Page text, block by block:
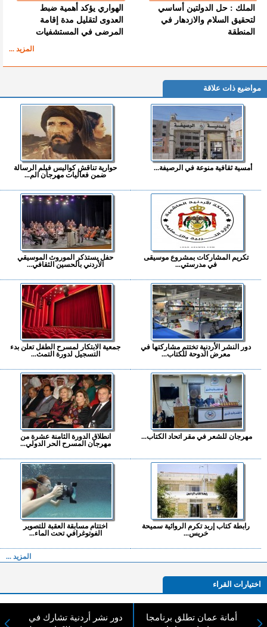
الملك : حل الدولتين أساسي
لتحقيق السلام والازدهار في
المنطقة
الهواري يؤكد أهمية ضبط
العدوى لتقليل مدة إقامة
المرضى في المستشفيات
المزيد ...
مواضيع ذات علاقة
أمسية ثقافية منوعة في الرصيفة...
حوارية تناقش كواليس فيلم الرسالة
ضمن فعاليات مهرجان الم...
تكريم المشاركات بمشروع موسيقى
في مدرستي...
حفل يستذكر الموروث الموسيقي
الأردني بالحسين الثقافي...
دور النشر الأردنية تختتم مشاركتها في
معرض الدوحة للكتاب...
جمعية الابتكار لمسرح الطفل تعلن بدء
التسجيل لدورة التمث...
مهرجان للشعر في مقر اتحاد الكتاب...
انطلاق الدورة الثامنة عشرة من
مهرجان المسرح الحر الدولي...
رابطة كتاب إربد تكرم الروائية سميحة
خريس...
اختتام مسابقة العقبة للتصوير
الفوتوغرافي تحت الماء...
المزيد ...
اختيارات القراء
أمانة عمان تطلق برنامجا
دور نشر أردنية تشارك في